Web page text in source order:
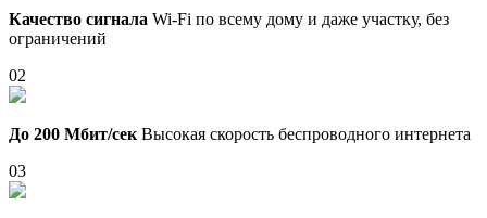
Качество сигнала Wi-Fi по всему дому и даже участку, без
ограничений
02
До 200 Мбит/сек Высокая скорость беспроводного интернета
03